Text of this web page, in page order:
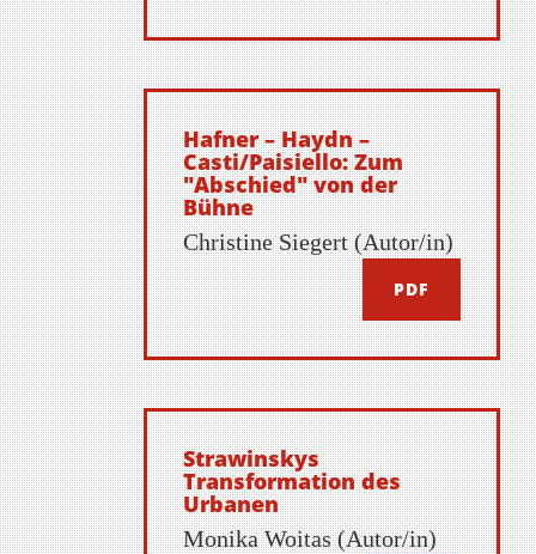
Hafner – Haydn –
Casti/Paisiello: Zum
"Abschied" von der
Bühne
Christine Siegert (Autor/in)
PDF
Strawinskys
Transformation des
Urbanen
Monika Woitas (Autor/in)